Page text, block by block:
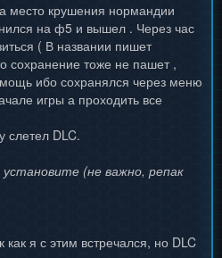
место крушения нормандии
на ф5 и вышел . Через час
( В названии пишет
сохранение тоже не пашет ,
ибо сохранялся через меню
игры а проходить все
слетел DLC.
(не важно, репак
как я с этим встречался, но DLC